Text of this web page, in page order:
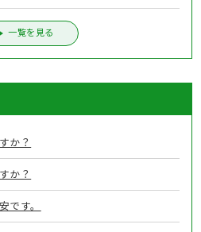
一覧を見る
か？
か？
です。